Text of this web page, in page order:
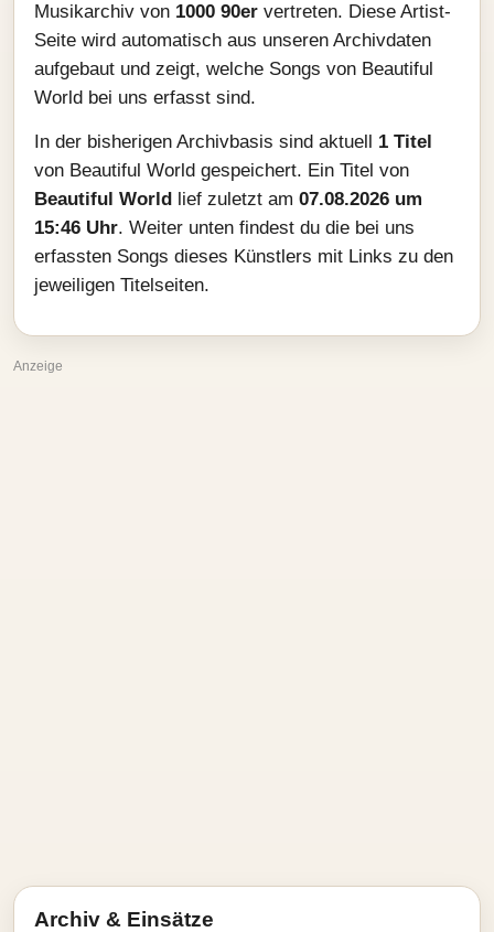
Musikarchiv von 1000 90er vertreten. Diese Artist-
Seite wird automatisch aus unseren Archivdaten
aufgebaut und zeigt, welche Songs von Beautiful
World bei uns erfasst sind.
In der bisherigen Archivbasis sind aktuell 1 Titel
von Beautiful World gespeichert. Ein Titel von
Beautiful World lief zuletzt am 07.08.2026 um
15:46 Uhr. Weiter unten findest du die bei uns
erfassten Songs dieses Künstlers mit Links zu den
jeweiligen Titelseiten.
Anzeige
Archiv & Einsätze